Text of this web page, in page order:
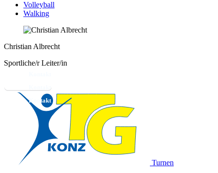
Volleyball
Walking
Christian Albrecht
Sportliche/r Leiter/in
Turnen